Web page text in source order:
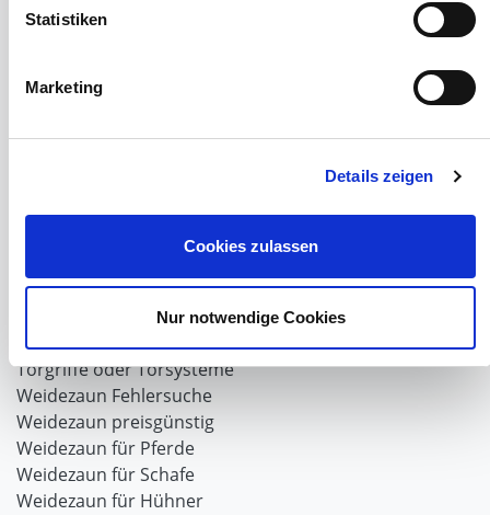
Statistiken
Marketing
Details zeigen
Cookies zulassen
Nur notwendige Cookies
Geburtshelfer-Produktvideo
Laufschienen
Weidezaun für Rinder
Der Weidezaun nach dem Winter
Weidezaun selber bauen
Weidezaunlitzen
Torgriffe oder Torsysteme
Weidezaun Fehlersuche
Weidezaun preisgünstig
Weidezaun für Pferde
Weidezaun für Schafe
Weidezaun für Hühner